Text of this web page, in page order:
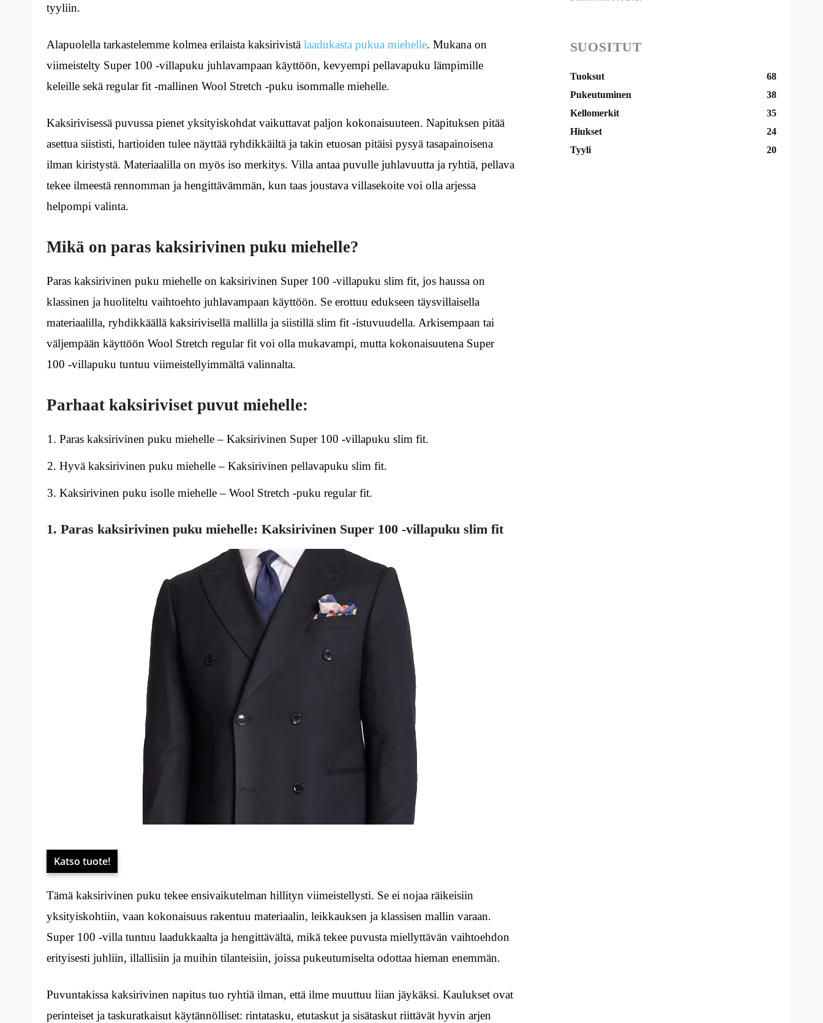
tyyliin.
Alapuolella tarkastelemme kolmea erilaista kaksirivistä laadukasta pukua miehelle. Mukana on
viimeistelty Super 100 -villapuku juhlavampaan käyttöön, kevyempi pellavapuku lämpimille
keleille sekä regular fit -mallinen Wool Stretch -puku isommalle miehelle.
Kaksirivisessä puvussa pienet yksityiskohdat vaikuttavat paljon kokonaisuuteen. Napituksen pitää
asettua siististi, hartioiden tulee näyttää ryhdikkäiltä ja takin etuosan pitäisi pysyä tasapainoisena
ilman kiristystä. Materiaalilla on myös iso merkitys. Villa antaa puvulle juhlavuutta ja ryhtiä, pellava
tekee ilmeestä rennomman ja hengittävämmän, kun taas joustava villasekoite voi olla arjessa
helpompi valinta.
Mikä on paras kaksirivinen puku miehelle?
Paras kaksirivinen puku miehelle on kaksirivinen Super 100 -villapuku slim fit, jos haussa on
klassinen ja huoliteltu vaihtoehto juhlavampaan käyttöön. Se erottuu edukseen täysvillaisella
materiaalilla, ryhdikkäällä kaksirivisellä mallilla ja siistillä slim fit -istuvuudella. Arkisempaan tai
väljempään käyttöön Wool Stretch regular fit voi olla mukavampi, mutta kokonaisuutena Super
100 -villapuku tuntuu viimeistellyimmältä valinnalta.
Parhaat kaksiriviset puvut miehelle:
Paras kaksirivinen puku miehelle – Kaksirivinen Super 100 -villapuku slim fit.
Hyvä kaksirivinen puku miehelle – Kaksirivinen pellavapuku slim fit.
Kaksirivinen puku isolle miehelle – Wool Stretch -puku regular fit.
1. Paras kaksirivinen puku miehelle: Kaksirivinen Super 100 -villapuku slim fit
Katso tuote!
Tämä kaksirivinen puku tekee ensivaikutelman hillityn viimeistellysti. Se ei nojaa räikeisiin
yksityiskohtiin, vaan kokonaisuus rakentuu materiaalin, leikkauksen ja klassisen mallin varaan.
Super 100 -villa tuntuu laadukkaalta ja hengittävältä, mikä tekee puvusta miellyttävän vaihtoehdon
erityisesti juhliin, illallisiin ja muihin tilanteisiin, joissa pukeutumiselta odottaa hieman enemmän.
Puvuntakissa kaksirivinen napitus tuo ryhtiä ilman, että ilme muuttuu liian jäykäksi. Kaulukset ovat
perinteiset ja taskuratkaisut käytännölliset: rintatasku, etutaskut ja sisätaskut riittävät hyvin arjen
SUOSITUT
Tuoksut
68
Pukeutuminen
38
Kellomerkit
35
Hiukset
24
Tyyli
20